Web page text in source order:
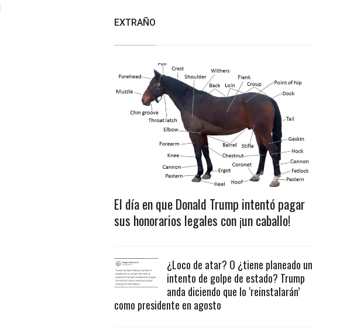
EXTRAÑO
El día en que Donald Trump intentó pagar
sus honorarios legales con ¡un caballo!
¿Loco de atar? O ¿tiene planeado un
intento de golpe de estado? Trump
anda diciendo que lo ‘reinstalarán’
como presidente en agosto